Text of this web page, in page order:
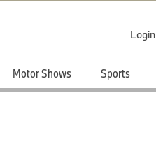
Login
Motor Shows Sports